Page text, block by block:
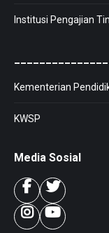
Institusi Pengajian
Kementerian
KWSP
Media Sosial